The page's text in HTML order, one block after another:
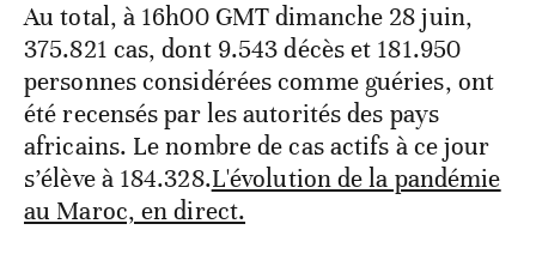
Au total, à 16h00 GMT dimanche 28 juin,
375.821 cas, dont 9.543 décès et 181.950
personnes considérées comme guéries, ont
été recensés par les autorités des pays
africains. Le nombre de cas actifs à ce jour
s’élève à 184.328.L'évolution de la pandémie
au Maroc, en direct.